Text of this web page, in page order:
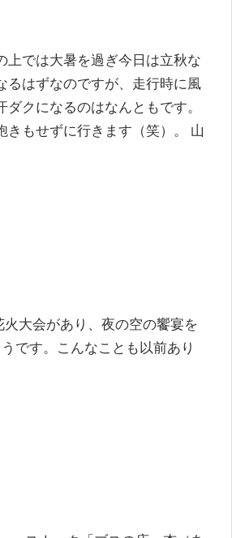
では大暑を過ぎ今日は立秋な
るはずなのですが、走行時に風
クになるのはなんともです。
もせずに行きます（笑）。 山
大会があり、夜の空の饗宴を
です。こんなことも以前あり